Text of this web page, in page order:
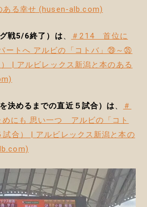
ある幸せ (husen-alb.com)
戦5/6終了）は
＃214 首位に
ートへ アルビの「コトバ」㉙～㉟
| アルビレックス新潟と本のある
決めるまでの直近５試合）は
＃
にも 思い一つ アルビの「コト
試合） | アルビレックス新潟と本の